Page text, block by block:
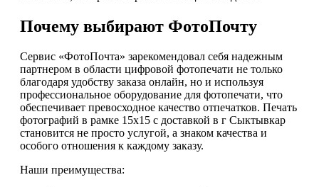
Почему выбирают ФотоПочту
Сервис «ФотоПочта» зарекомендовал себя надежным
партнером в области цифровой фотопечати не только
благодаря удобству заказа онлайн, но и используя
профессиональное оборудование для фотопечати, что
обеспечивает превосходное качество отпечатков. Печать
фотографий в рамке 15х15 с доставкой в г Сыктывкар
становится не просто услугой, а знаком качества и
особого отношения к каждому заказу.
Наши преимущества: